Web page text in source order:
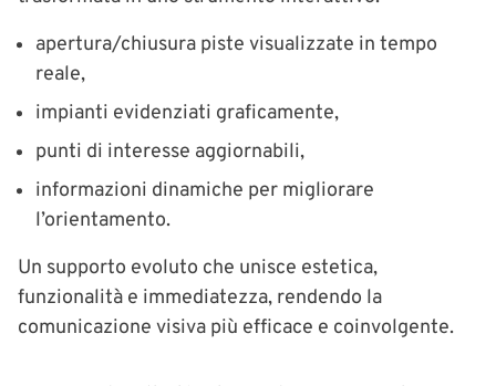
apertura/chiusura piste visualizzate in tempo
reale,
impianti evidenziati graficamente,
punti di interesse aggiornabili,
informazioni dinamiche per migliorare
l’orientamento.
Un supporto evoluto che unisce estetica,
funzionalità e immediatezza, rendendo la
comunicazione visiva più efficace e coinvolgente.